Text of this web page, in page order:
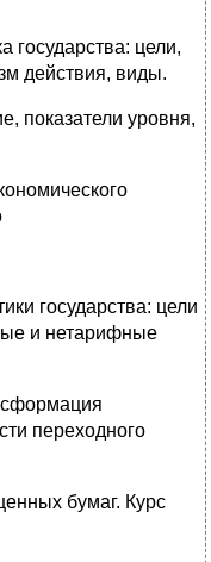
государства: цели,
действия, виды.
показатели уровня,
государства: цели
и нетарифные
переходного
бумаг. Курс